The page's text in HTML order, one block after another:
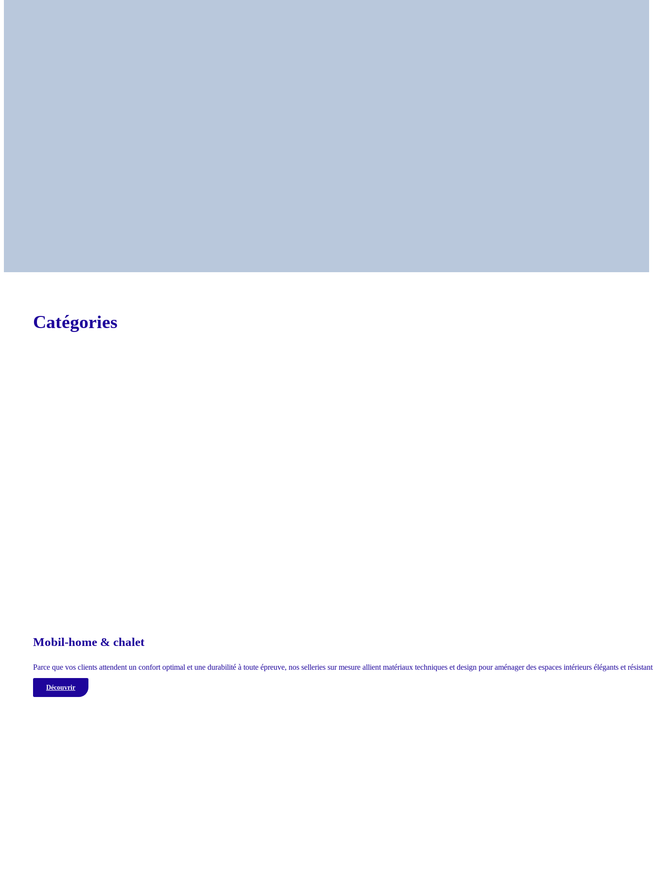
Catégories
Mobil-home & chalet
Parce que vos clients attendent un confort optimal et une durabilité à toute épreuve, nos selleries sur mesure allient matériaux techniques et design pour aménager des espaces intérieurs élégants et
Découvrir